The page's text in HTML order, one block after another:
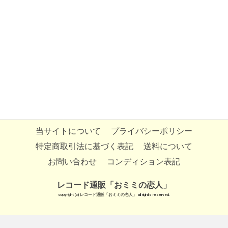
当サイトについて
プライバシーポリシー
特定商取引法に基づく表記
送料について
お問い合わせ
コンディション表記
レコード通販「おミミの恋人」
copyright (c) レコード通販「おミミの恋人」 all rights reserved.